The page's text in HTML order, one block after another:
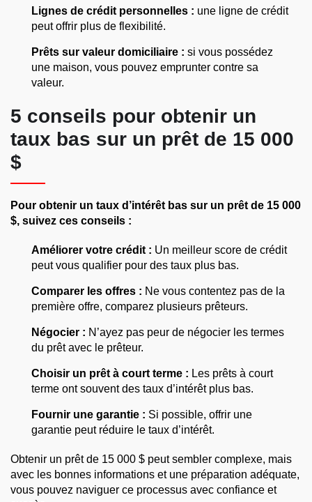
Lignes de crédit personnelles : une ligne de crédit
peut offrir plus de flexibilité.
Prêts sur valeur domiciliaire : si vous possédez
une maison, vous pouvez emprunter contre sa
valeur.
5 conseils pour obtenir un
taux bas sur un prêt de 15 000
$
Pour obtenir un taux d’intérêt bas sur un prêt de 15 000
$, suivez ces conseils :
Améliorer votre crédit : Un meilleur score de crédit
peut vous qualifier pour des taux plus bas.
Comparer les offres : Ne vous contentez pas de la
première offre, comparez plusieurs prêteurs.
Négocier : N’ayez pas peur de négocier les termes
du prêt avec le prêteur.
Choisir un prêt à court terme : Les prêts à court
terme ont souvent des taux d’intérêt plus bas.
Fournir une garantie : Si possible, offrir une
garantie peut réduire le taux d’intérêt.
Obtenir un prêt de 15 000 $ peut sembler complexe, mais
avec les bonnes informations et une préparation adéquate,
vous pouvez naviguer ce processus avec confiance et